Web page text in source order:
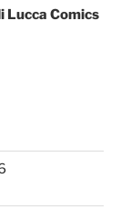
Lucca Comics